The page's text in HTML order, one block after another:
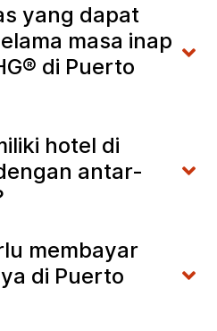
yang dapat
masa inap
di Puerto
hotel di
antar-
membayar
di Puerto